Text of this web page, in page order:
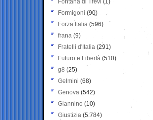
Fontana di Trevi (1)
Formigoni (90)
Forza Italia (596)
frana (9)
Fratelli d'Italia (291)
Futuro e Libertà (510)
g8 (25)
Gelmini (68)
Genova (542)
Giannino (10)
Giustizia (5.784)